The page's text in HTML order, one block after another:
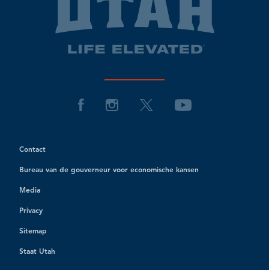
Contact
Bureau van de gouverneur voor economische kansen
Media
Privacy
Sitemap
Staat Utah